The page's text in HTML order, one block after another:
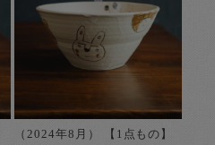
（2024年8月） 【1点もの】